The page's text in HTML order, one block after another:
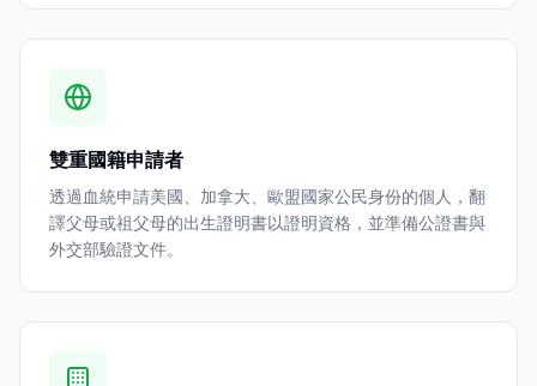
雙重國籍申請者
透過血統申請美國、加拿大、歐盟國家公民身份的個人，翻
譯父母或祖父母的出生證明書以證明資格，並準備公證書與
外交部驗證文件。